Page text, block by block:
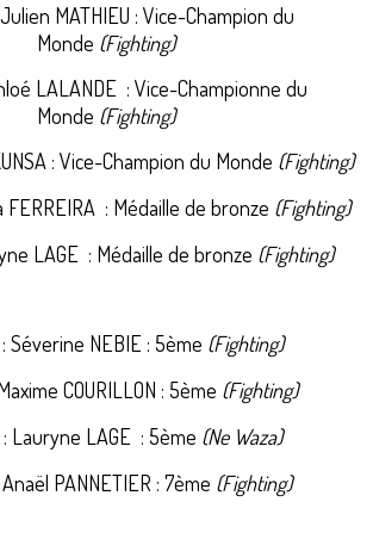
MATHIEU : Vice-Champion du
Monde (Fighting)
LALANDE : Vice-Championne du
Monde (Fighting)
: Vice-Champion du Monde (Fighting)
: Médaille de bronze (Fighting)
LAGE : Médaille de bronze (Fighting)
Séverine NEBIE : 5ème (Fighting)
COURILLON : 5ème (Fighting)
: Lauryne LAGE : 5ème (Ne Waza)
PANNETIER : 7ème (Fighting)